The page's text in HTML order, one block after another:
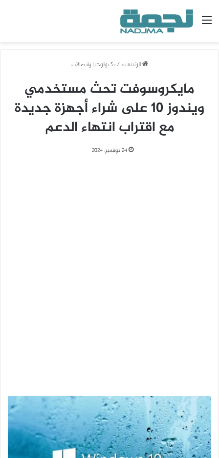
القائمة
الرئيسية / تكنولوجيا واتصالات
مايكروسوفت تحث مستخدمي
ويندوز 10 على شراء أجهزة جديدة
مع اقتراب انتهاء الدعم
24 نوفمبر، 2024